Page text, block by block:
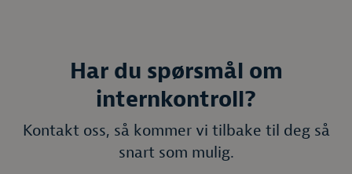
Har du spørsmål om
internkontroll?
Kontakt oss, så kommer vi tilbake til deg så
snart som mulig.